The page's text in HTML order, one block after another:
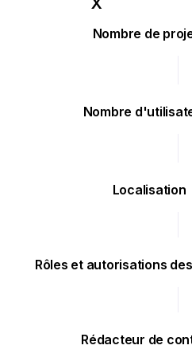
Nombre de
Nombre
Localisation
Rôles et autorisations
Rédacteur de